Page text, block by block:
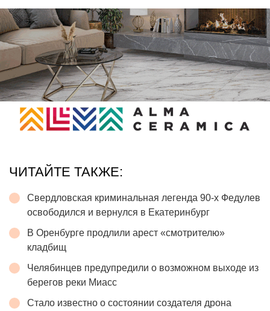
ЧИТАЙТЕ ТАКЖЕ:
Свердловская криминальная легенда 90-х Федулев
освободился и вернулся в Екатеринбург
В Оренбурге продлили арест «смотрителю»
кладбищ
Челябинцев предупредили о возможном выходе из
берегов реки Миасс
Стало известно о состоянии создателя дрона